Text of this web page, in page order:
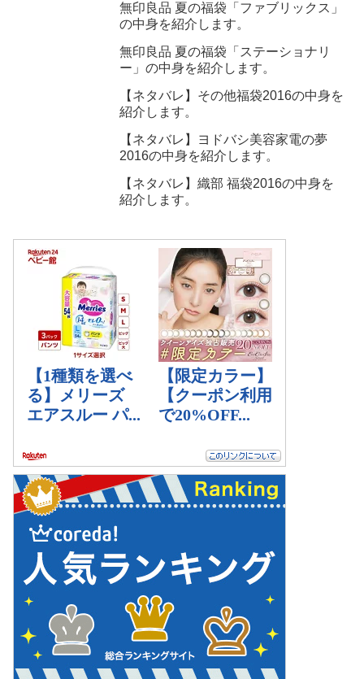
無印良品 夏の福袋「ファブリックス」
の中身を紹介します。
無印良品 夏の福袋「ステーショナリ
ー」の中身を紹介します。
【ネタバレ】その他福袋2016の中身を
紹介します。
【ネタバレ】ヨドバシ美容家電の夢
2016の中身を紹介します。
【ネタバレ】織部 福袋2016の中身を
紹介します。